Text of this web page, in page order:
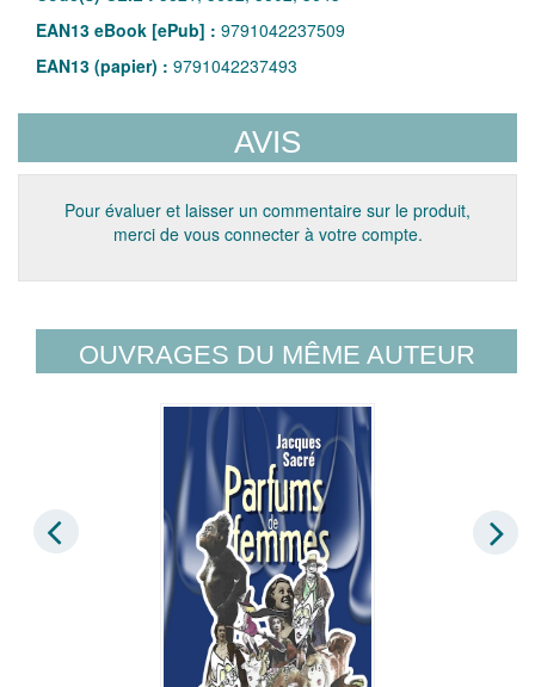
EAN13 eBook [ePub] : 9791042237509
EAN13 (papier) : 9791042237493
AVIS
Pour évaluer et laisser un commentaire sur le produit,
merci de vous connecter à votre compte.
OUVRAGES DU MÊME AUTEUR